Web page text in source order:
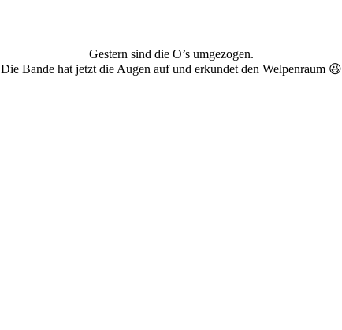
Gestern sind die O’s umgezogen.
Die Bande hat jetzt die Augen auf und erkundet den Welpenraum 😆